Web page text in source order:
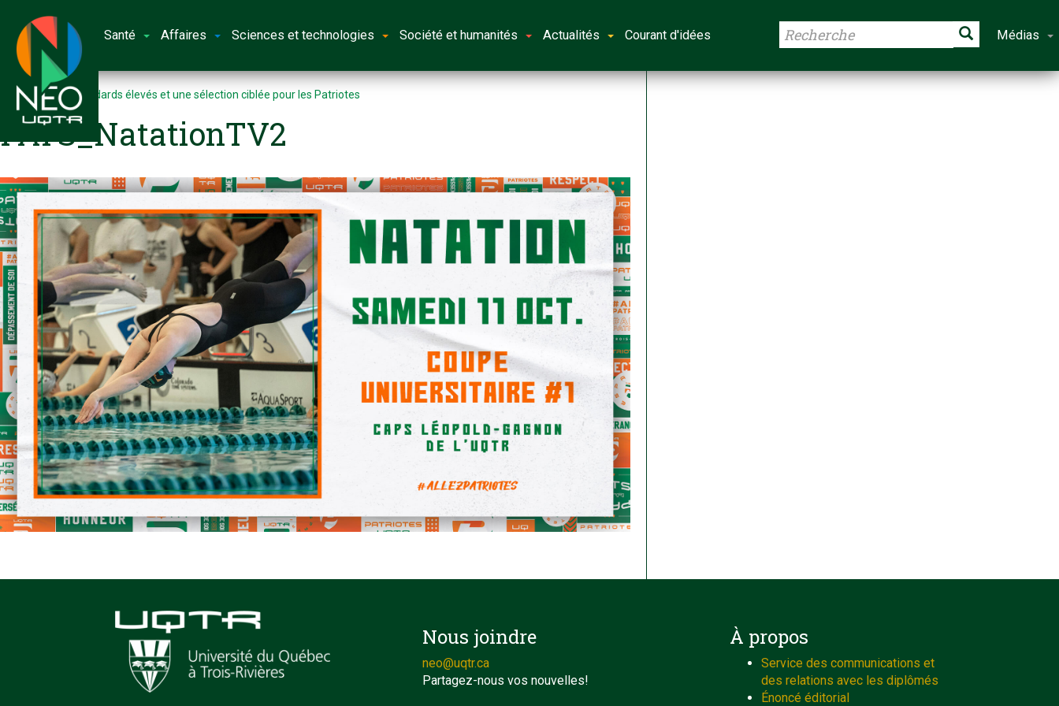
Santé Affaires Sciences et technologies Société et humanités Actualités Courant d'idées Médias
Accueil Des standards élevés et une sélection ciblée pour les Patriotes
PATS_NatationTV2
Nous joindre
neo@uqtr.ca
Partagez-nous vos nouvelles!
À propos
Service des communications et
des relations avec les diplômés
Énoncé éditorial